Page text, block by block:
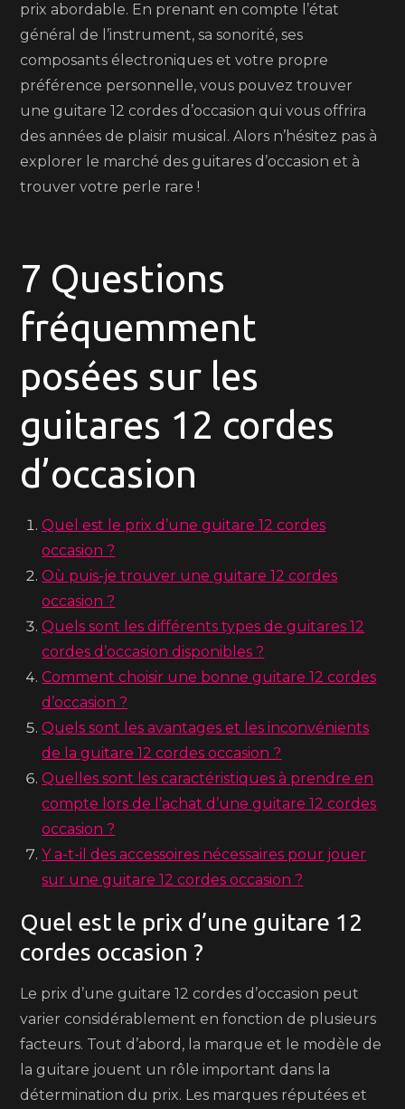
prix abordable. En prenant en compte l’état
général de l’instrument, sa sonorité, ses
composants électroniques et votre propre
préférence personnelle, vous pouvez trouver
une guitare 12 cordes d’occasion qui vous offrira
des années de plaisir musical. Alors n’hésitez pas à
explorer le marché des guitares d’occasion et à
trouver votre perle rare !
7 Questions
fréquemment
posées sur les
guitares 12 cordes
d’occasion
Quel est le prix d’une guitare 12 cordes
occasion ?
Où puis-je trouver une guitare 12 cordes
occasion ?
Quels sont les différents types de guitares 12
cordes d’occasion disponibles ?
Comment choisir une bonne guitare 12 cordes
d’occasion ?
Quels sont les avantages et les inconvénients
de la guitare 12 cordes occasion ?
Quelles sont les caractéristiques à prendre en
compte lors de l’achat d’une guitare 12 cordes
occasion ?
Y a-t-il des accessoires nécessaires pour jouer
sur une guitare 12 cordes occasion ?
Quel est le prix d’une guitare 12
cordes occasion ?
Le prix d’une guitare 12 cordes d’occasion peut
varier considérablement en fonction de plusieurs
facteurs. Tout d’abord, la marque et le modèle de
la guitare jouent un rôle important dans la
détermination du prix. Les marques réputées et